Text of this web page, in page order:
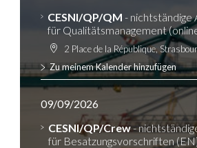
CESNI/QP/QM - nichtständige
für Qualitätsmanagement
2 Place de la République,
Zu meinem Kalender hinzufügen
09/09/2026
CESNI/QP/Crew-
für Besatzungsvorschriften